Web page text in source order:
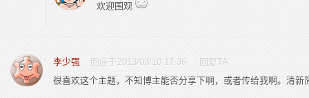
欢迎围观
李少强 回应于2013/03/10 17:36
回复TA
很喜欢这个主题，不知博主能否分享下啊，或者传给我啊。清新